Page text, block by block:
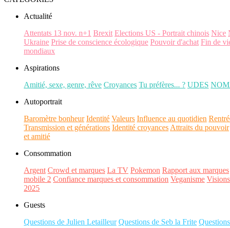
Actualité
Attentats 13 nov. n+1 Brexit Elections US - Portrait chinois Nice
Ukraine Prise de conscience écologique Pouvoir d'achat Fin de
mondiaux
Aspirations
Amitié, sexe, genre, rêve Croyances Tu préfères... ? UDES
Autoportrait
Baromètre bonheur Identité Valeurs Influence au quotidien
Transmission et générations Identité croyances Attraits du pouvoir
et amitié
Consommation
Argent Crowd et marques La TV Pokemon Rapport aux marques
mobile 2 Confiance marques et consommation Veganisme Visions
2025
Guests
Questions de Julien Letailleur Questions de Seb la Frite